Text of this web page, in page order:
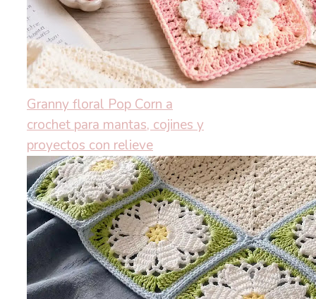
Granny floral Pop Corn a
crochet para mantas, cojines y
proyectos con relieve